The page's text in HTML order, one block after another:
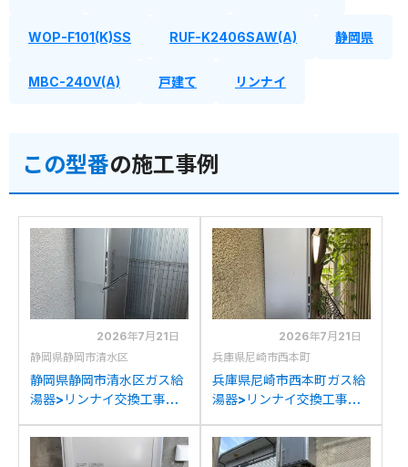
WOP-F101(K)SS RUF-K2406SAW(A) 静岡県
MBC-240V(A) 戸建て リンナイ
この型番の施工事例
2026年7月21日
静岡県静岡市清水区
静岡県静岡市清水区ガス給
湯器>リンナイ交換工事施
2428SAWXからリンナイ
RUF-K2406SAW(A)への
2026年7月21日
兵庫県尼崎市西本町
兵庫県尼崎市西本町ガス給
湯器>リンナイ交換工事施
V2405AWからリンナイ
RUF-K2406SAW(A)への